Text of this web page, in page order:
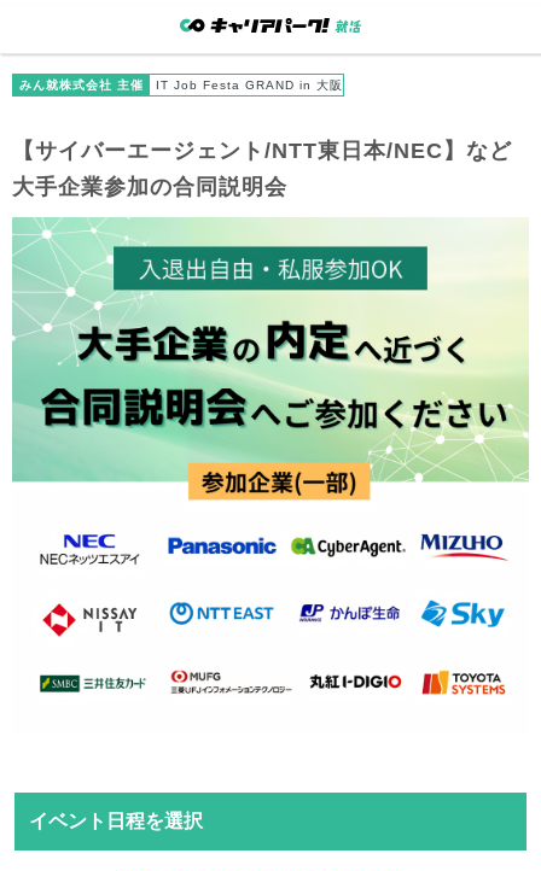
みん就株式会社 主催 IT Job Festa GRAND in 大阪
【サイバーエージェント/NTT東日本/NEC】など
大手企業参加の合同説明会
イベント日程を選択